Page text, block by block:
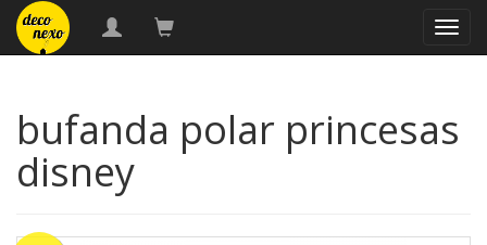
bufanda polar princesas
disney